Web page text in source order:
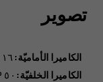
تصوير
الكاميرا الأماميّة: ١٦ MP
الكاميرا الخلفيّة: ٥٠ MP